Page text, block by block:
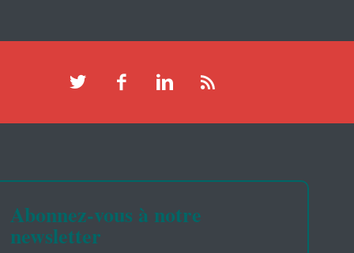
Abonnez-vous à notre
newsletter